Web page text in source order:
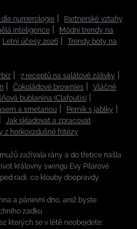
numerologie
Partnerské vztahy
inteligence
Módní trendy na
Letní účesy 2026
Trendy boty na
7 receptů na salátové zálivky
Čokoládové brownies
Vláčné
bublanina (Clafoutis)
a smetanou
Perník s jablky
Jak skladovat a zpracovat
z horkovzdušné fritézy
zažívala rány a do třetice našla
královny swingu Evy Pilarové
radí, co klouby doopravdy
a pánevní dno, aniž byste
zadku
kterých se v létě neobejdete: